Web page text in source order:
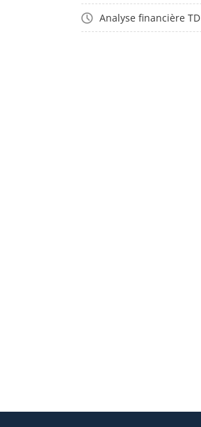
Analyse financière TD